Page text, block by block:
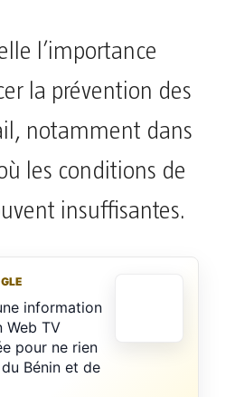
l’importance
la prévention des
notamment dans
les conditions de
insuffisantes.
information
Web TV
pour ne rien
Bénin et de